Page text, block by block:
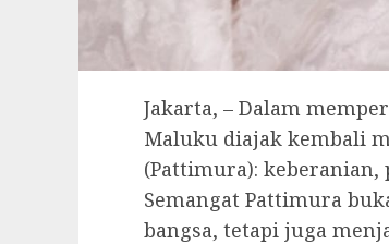
Jakarta, – Dalam
Maluku diajak kembali
(Pattimura): keberanian,
Semangat Pattimura
bangsa, tetapi juga